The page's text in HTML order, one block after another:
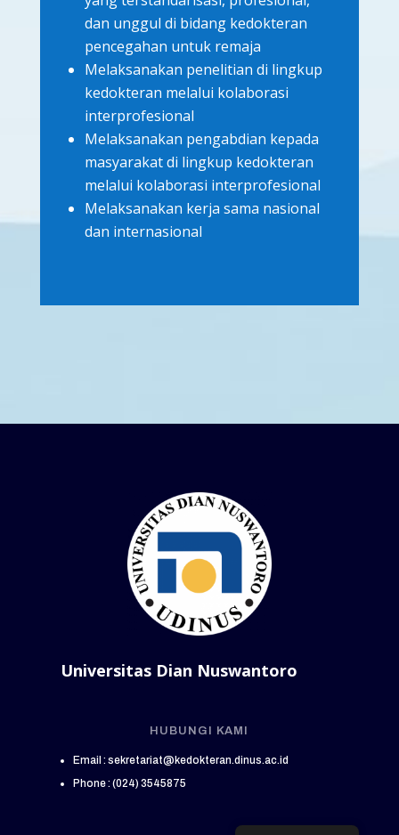
dan unggul di bidang kedokteran
pencegahan untuk remaja
Melaksanakan penelitian di lingkup
kedokteran melalui kolaborasi
interprofesional
Melaksanakan pengabdian kepada
masyarakat di lingkup kedokteran
melalui kolaborasi interprofesional
Melaksanakan kerja sama nasional
dan internasional
Universitas Dian Nuswantoro
HUBUNGI KAMI
Email : sekretariat@kedokteran.dinus.ac.id
Phone : (024) 3545875